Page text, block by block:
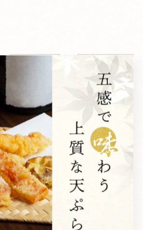
次のページ >
関連タグ
#西新宿
カテゴリー Categories
全てのカテゴリー
天ぷら